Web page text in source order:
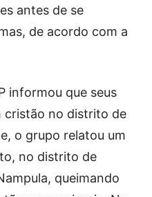
antes de se
de acordo com a
informou que seus
cristão no distrito de
o grupo relatou um
no distrito de
queimando